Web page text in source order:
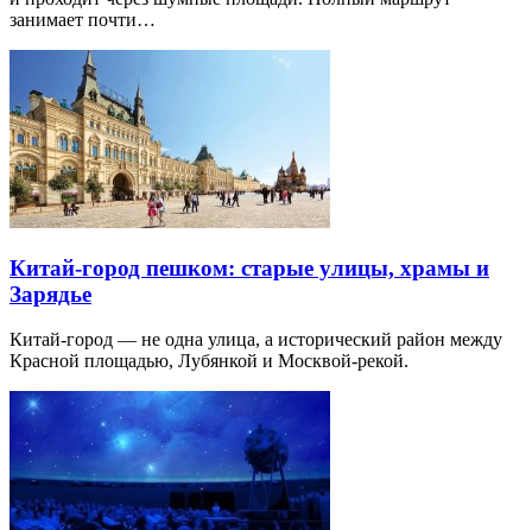
занимает почти…
Китай-город пешком: старые улицы, храмы и
Зарядье
Китай-город — не одна улица, а исторический район между
Красной площадью, Лубянкой и Москвой-рекой.